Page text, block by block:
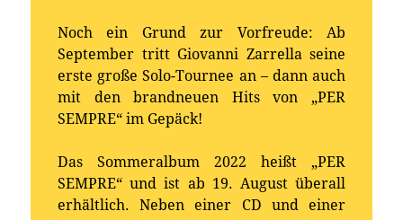
Noch ein Grund zur Vorfreude: Ab
September tritt Giovanni Zarrella seine
erste große Solo-Tournee an – dann auch
mit den brandneuen Hits von „PER
SEMPRE“ im Gepäck!
Das Sommeralbum 2022 heißt „PER
SEMPRE“ und ist ab 19. August überall
erhältlich. Neben einer CD und einer